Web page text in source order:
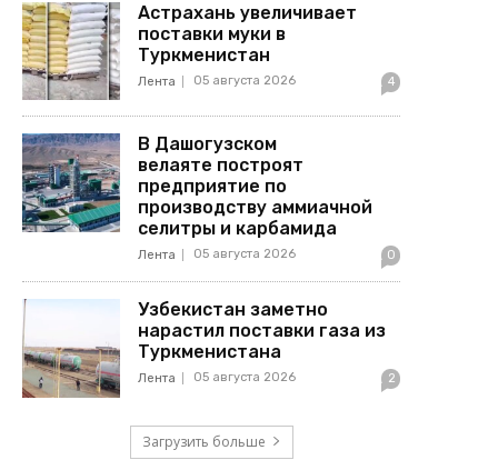
Астрахань увеличивает
поставки муки в
Туркменистан
Лента 05 августа 2026 4
В Дашогузском
велаяте построят
предприятие по
производству аммиачной
селитры и карбамида
Лента 05 августа 2026 0
Узбекистан заметно
нарастил поставки газа из
Туркменистана
Лента 05 августа 2026 2
Загрузить больше